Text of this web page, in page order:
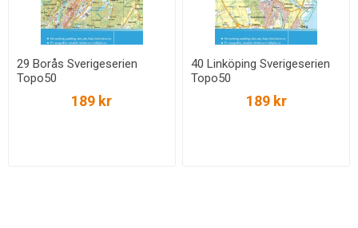
29 Borås Sverigeserien
Topo50
189 kr
40 Linköping Sverigeserien
Topo50
189 kr